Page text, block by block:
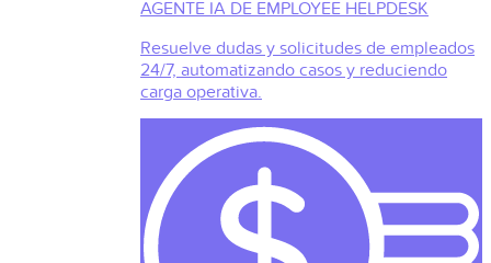
AGENTE IA DE EMPLOYEE HELPDESK
Resuelve dudas y solicitudes de empleados
24/7, automatizando casos y reduciendo
carga operativa.